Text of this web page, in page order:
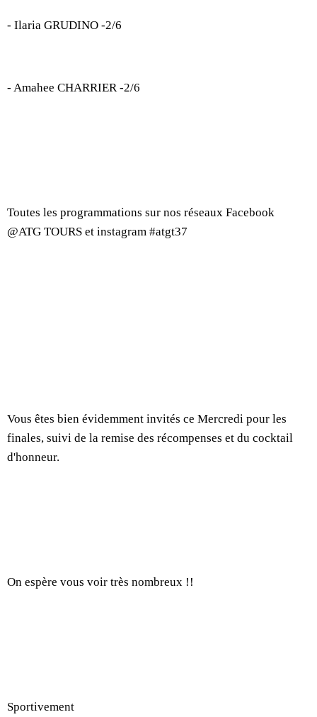
- Ilaria GRUDINO -2/6
- Amahee CHARRIER -2/6
Toutes les programmations sur nos réseaux Facebook
@ATG TOURS et instagram #atgt37
Vous êtes bien évidemment invités ce Mercredi pour les
finales, suivi de la remise des récompenses et du cocktail
d'honneur.
On espère vous voir très nombreux !!
Sportivement